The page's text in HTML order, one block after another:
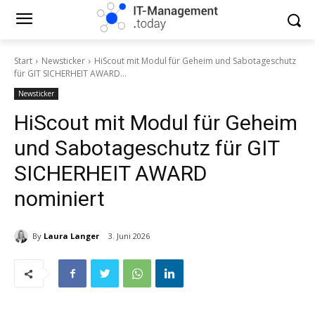
Start Newsticker
HiScout mit Modul für Geheim und Sabotageschutz
für GIT SICHERHEIT AWARD...
Newsticker
HiScout mit Modul für Geheim
und Sabotageschutz für GIT
SICHERHEIT AWARD
nominiert
By Laura Langer 3. Juni 2026